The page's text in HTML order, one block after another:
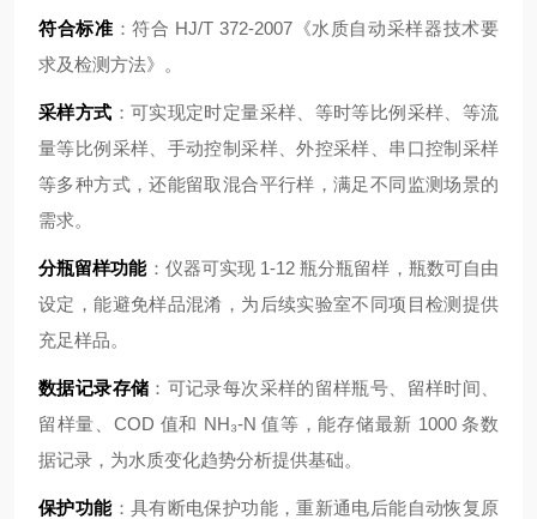
符合标准 ：符合 HJ/T 372-2007《水质自动采样器技术要
求及检测方法》。
采样方式 ：可实现定时定量采样、等时等比例采样、等流
量等比例采样、手动控制采样、外控采样、串口控制采样
等多种方式，还能留取混合平行样，满足不同监测场景的
需求。
分瓶留样功能：仪器可实现 1-12 瓶分瓶留样，瓶数可自由
设定，能避免样品混淆，为后续实验室不同项目检测提供
充足样品。
数据记录存储 ：可记录每次采样的留样瓶号、留样时间、
留样量、COD 值和 NH₃-N 值等，能存储最新 1000 条数
据记录，为水质变化趋势分析提供基础。
保护功能：具有断电保护功能，重新通电后能自动恢复原